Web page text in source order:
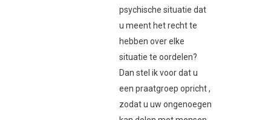
psychische situatie dat
u meent het recht te
hebben over elke
situatie te oordelen?
Dan stel ik voor dat u
een praatgroep opricht ,
zodat u uw ongenoegen